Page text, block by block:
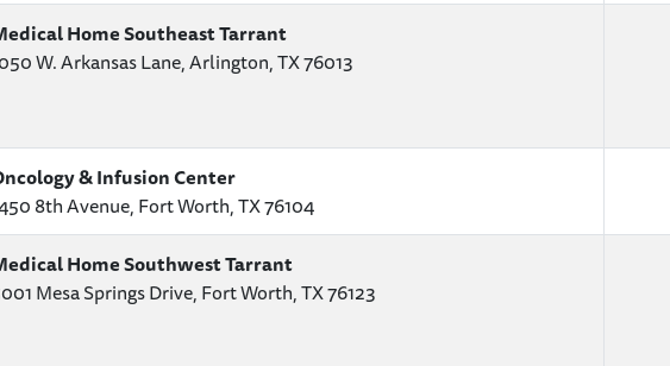
Home Southeast Tarrant
W. Arkansas Lane, Arlington, TX 76013
& Infusion Center
8th Avenue, Fort Worth, TX 76104
Home Southwest Tarrant
Mesa Springs Drive, Fort Worth, TX 76123